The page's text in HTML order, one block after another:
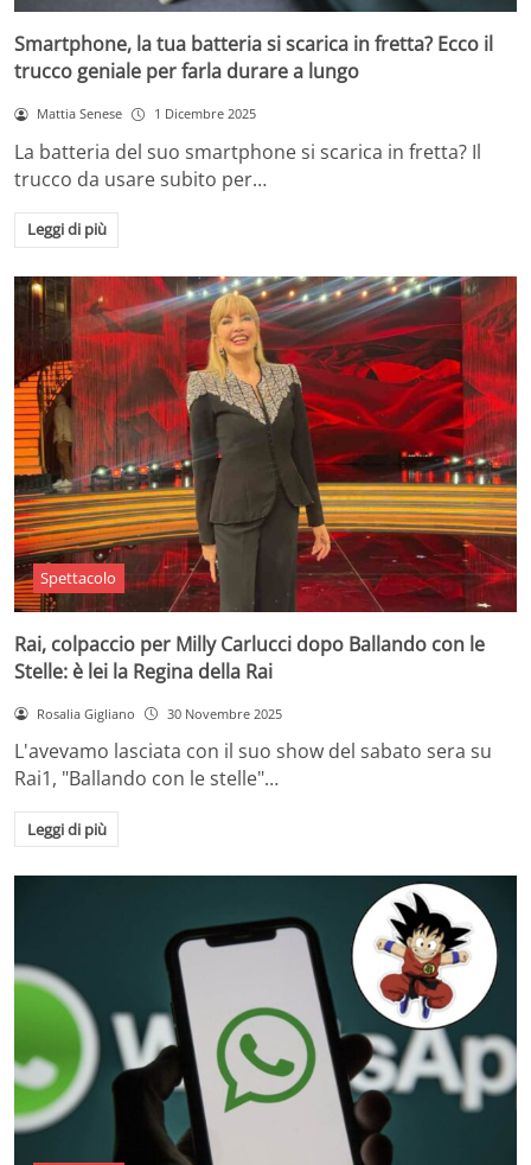
Smartphone, la tua batteria si scarica in fretta? Ecco il
trucco geniale per farla durare a lungo
Mattia Senese 1 Dicembre 2025
La batteria del suo smartphone si scarica in fretta? Il
trucco da usare subito per…
Leggi di più
Spettacolo
Rai, colpaccio per Milly Carlucci dopo Ballando con le
Stelle: è lei la Regina della Rai
Rosalia Gigliano 30 Novembre 2025
L'avevamo lasciata con il suo show del sabato sera su
Rai1, "Ballando con le stelle"…
Leggi di più